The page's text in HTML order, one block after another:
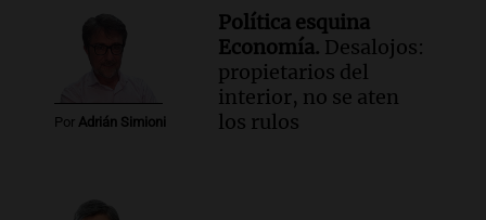
esperaba cobrar su jubilación en un
banco de San Luis
Episodios
Audio.Docentes de Jujuy denuncian que
Panorama Federal
Por Adrián Simioni
Política esquina
Economía. Desalojos:
propietarios del
interior, no se aten
los rulos